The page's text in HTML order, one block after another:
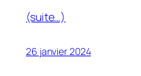
(suite…)
26 janvier 2024